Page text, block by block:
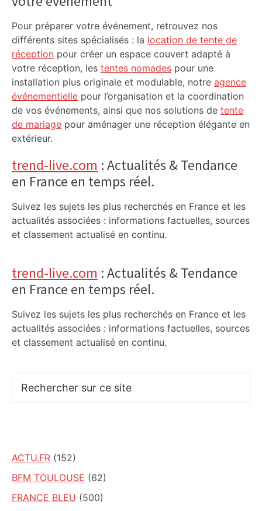
Pour préparer votre événement, retrouvez nos
différents sites spécialisés : la location de tente de
réception pour créer un espace couvert adapté à
votre réception, les tentes nomades pour une
installation plus originale et modulable, notre agence
événementielle pour l’organisation et la coordination
de vos événements, ainsi que nos solutions de tente
de mariage pour aménager une réception élégante en
extérieur.
trend-live.com : Actualités & Tendance
en France en temps réel.
Suivez les sujets les plus recherchés en France et les
actualités associées : informations factuelles, sources
et classement actualisé en continu.
trend-live.com : Actualités & Tendance
en France en temps réel.
Suivez les sujets les plus recherchés en France et les
actualités associées : informations factuelles, sources
et classement actualisé en continu.
sur
ACTU.FR (152)
BFM TOULOUSE (62)
FRANCE BLEU (500)